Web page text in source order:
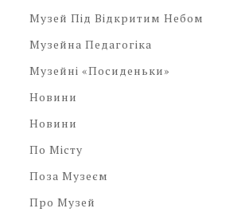
Музей Під Відкритим Небом
Музейна Педагогіка
Музейні «посиденьки»
Новини
Новини
По Місту
Поза Музеєм
Про Музей